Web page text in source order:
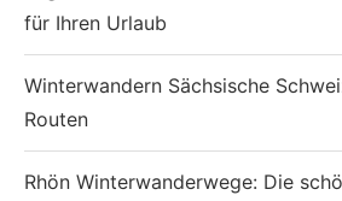
für Ihren Urlaub
Winterwandern Sächsische
Routen
Rhön Winterwanderwege: Die